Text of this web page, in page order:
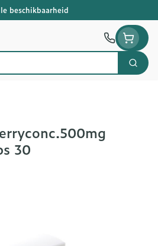
beschikbaarheid
Zoek
30